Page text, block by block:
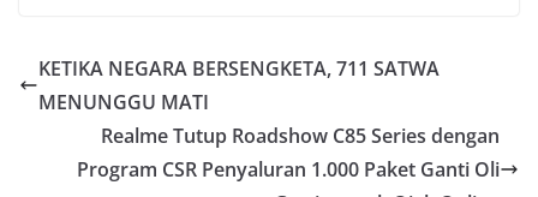
KETIKA NEGARA BERSENGKETA, 711 SATWA
MENUNGGU MATI
Realme Tutup Roadshow C85 Series dengan
Program CSR Penyaluran 1.000 Paket Ganti Oli